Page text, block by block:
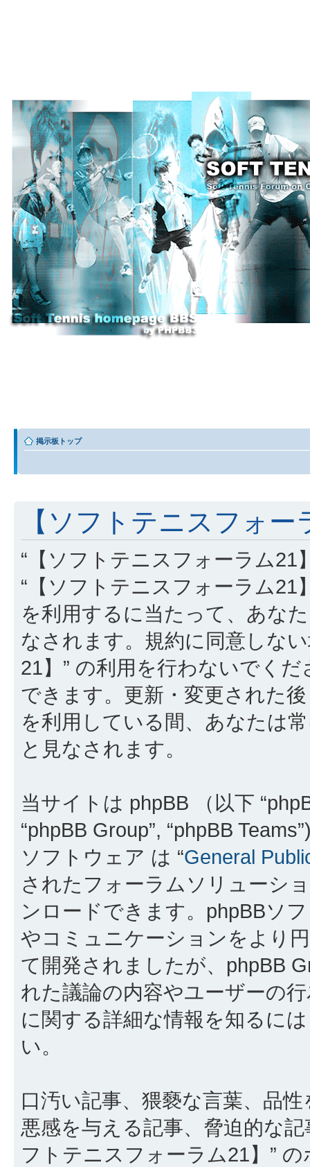
掲示板トップ
【ソフトテニスフォ
“【ソフトテニスフォーラム21
“【ソフトテニスフォーラム21
を利用するに当たって、あな
なされます。規約に同意しな
21】” の利用を行わないでく
できます。更新・変更された
を利用している間、あなたは
と見なされます。
当サイトは phpBB （以下
“phpBB Group”, “phpBB
ソフトウェア は “General
されたフォーラムソリューシ
ンロードできます。phpBBソ
やコミュニケーションをより
て開発されましたが、phpBB
れた議論の内容やユーザーの
に関する詳細な情報を知るに
い。
口汚い記事、猥褻な言葉、品
悪感を与える記事、脅迫的な
フトテニスフォーラム21】”